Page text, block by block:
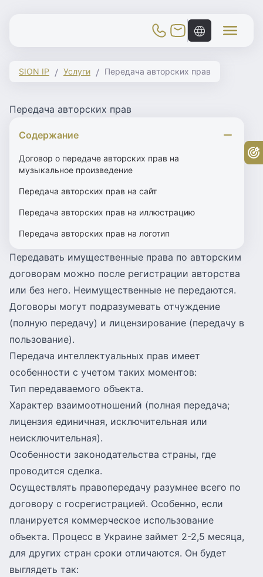
Toggle Mobile Menu
SION IP Услуги Передача авторских прав
Передача авторских прав
Содержание
Договор о передаче авторских прав на
музыкальное произведение
Передача авторских прав на сайт
Передача авторских прав на иллюстрацию
Передача авторских прав на логотип
Передавать имущественные права по авторским
договорам можно после регистрации авторства
или без него. Неимущественные не передаются.
Договоры могут подразумевать отчуждение
(полную передачу) и лицензирование (передачу в
пользование).
Передача интеллектуальных прав имеет
особенности с учетом таких моментов:
Тип передаваемого объекта.
Характер взаимоотношений (полная передача;
лицензия единичная, исключительная или
неисключительная).
Особенности законодательства страны, где
проводится сделка.
Осуществлять правопередачу разумнее всего по
договору с госрегистрацией. Особенно, если
планируется коммерческое использование
объекта. Процесс в Украине займет 2-2,5 месяца,
для других стран сроки отличаются. Он будет
выглядеть так: